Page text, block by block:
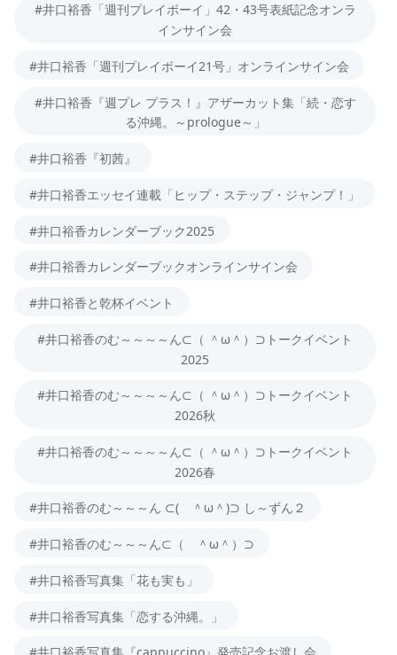
#井口裕香「週刊プレイボーイ」42・43号表紙記念オンラ
インサイン会
#井口裕香「週刊プレイボーイ21号」オンラインサイン会
#井口裕香『週プレ プラス！』アザーカット集「続・恋す
る沖縄。～prologue～」
#井口裕香『初茜』
#井口裕香エッセイ連載「ヒップ・ステップ・ジャンプ！」
#井口裕香カレンダーブック2025
#井口裕香カレンダーブックオンラインサイン会
#井口裕香と乾杯イベント
#井口裕香のむ～～～～ん⊂（ ＾ω＾）⊃トークイベント
2025
#井口裕香のむ～～～～ん⊂（ ＾ω＾）⊃トークイベント
2026秋
#井口裕香のむ～～～～ん⊂（ ＾ω＾）⊃トークイベント
2026春
#井口裕香のむ～～～ん ⊂( ＾ω＾)⊃ し～ずん２
#井口裕香のむ～～～ん⊂（ ＾ω＾）⊃
#井口裕香写真集「花も実も」
#井口裕香写真集「恋する沖縄。」